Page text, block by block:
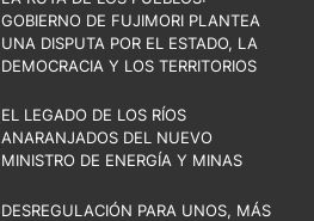
GOBIERNO DE FUJIMORI PLANTEA
UNA DISPUTA POR EL ESTADO, LA
DEMOCRACIA Y LOS TERRITORIOS
EL LEGADO DE LOS RÍOS
ANARANJADOS DEL NUEVO
MINISTRO DE ENERGÍA Y MINAS
DESREGULACIÓN PARA UNOS, MÁS